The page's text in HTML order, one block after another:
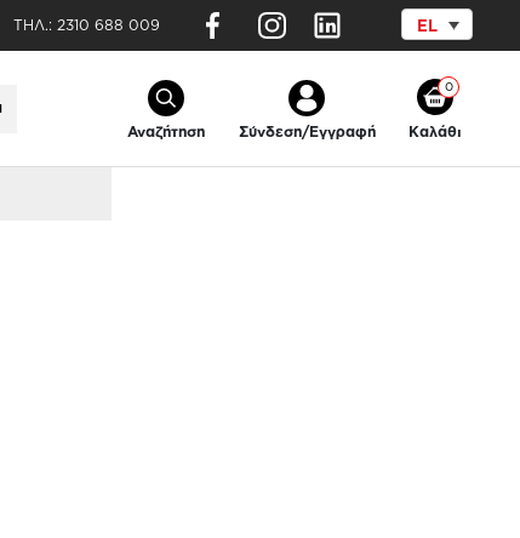
ΤΗΛ.: 2310 688 009 EL
Αναζήτηση Σύνδεση/Εγγραφή
0
Καλάθι